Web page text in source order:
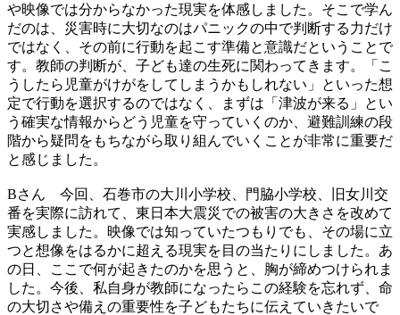
や映像では分からなかった現実を体感しました。そこで学ん
だのは、災害時に大切なのはパニックの中で判断する力だけ
ではなく、その前に行動を起こす準備と意識だということで
す。教師の判断が、子ども達の生死に関わってきます。「こ
うしたら児童がけがをしてしまうかもしれない」といった想
定で行動を選択するのではなく、まずは「津波が来る」とい
う確実な情報からどう児童を守っていくのか、避難訓練の段
階から疑問をもちながら取り組んでいくことが非常に重要だ
と感じました。
Bさん 今回、石巻市の大川小学校、門脇小学校、旧女川交
番を実際に訪れて、東日本大震災での被害の大きさを改めて
実感しました。映像では知っていたつもりでも、その場に立
つと想像をはるかに超える現実を目の当たりにしました。あ
の日、ここで何が起きたのかを思うと、胸が締めつけられま
した。今後、私自身が教師になったらこの経験を忘れず、命
の大切さや備えの重要性を子どもたちに伝えていきたいで